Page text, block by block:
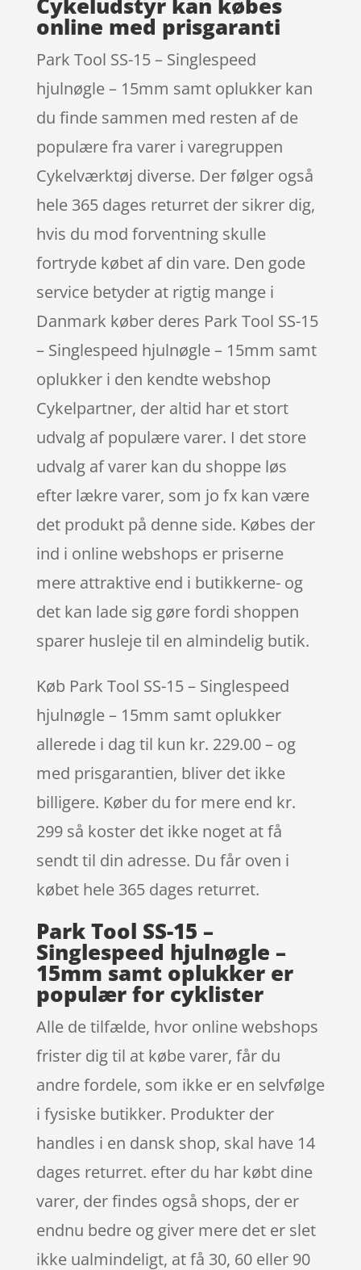
online med prisgaranti
Park Tool SS-15 – Singlespeed
hjulnøgle – 15mm samt oplukker kan
du finde sammen med resten af de
populære fra varer i varegruppen
Cykelværktøj diverse. Der følger også
hele 365 dages returret der sikrer dig,
hvis du mod forventning skulle
fortryde købet af din vare. Den gode
service betyder at rigtig mange i
Danmark køber deres Park Tool SS-15
– Singlespeed hjulnøgle – 15mm samt
oplukker i den kendte webshop
Cykelpartner, der altid har et stort
udvalg af populære varer. I det store
udvalg af varer kan du shoppe løs
efter lækre varer, som jo fx kan være
det produkt på denne side. Købes der
ind i online webshops er priserne
mere attraktive end i butikkerne- og
det kan lade sig gøre fordi shoppen
sparer husleje til en almindelig butik.
Køb Park Tool SS-15 – Singlespeed
hjulnøgle – 15mm samt oplukker
allerede i dag til kun kr. 229.00 – og
med prisgarantien, bliver det ikke
billigere. Køber du for mere end kr.
299 så koster det ikke noget at få
sendt til din adresse. Du får oven i
købet hele 365 dages returret.
Park Tool SS-15 –
Singlespeed hjulnøgle –
15mm samt oplukker er
populær for cyklister
Alle de tilfælde, hvor online webshops
frister dig til at købe varer, får du
andre fordele, som ikke er en selvfølge
i fysiske butikker. Produkter der
handles i en dansk shop, skal have 14
dages returret. efter du har købt dine
varer, der findes også shops, der er
endnu bedre og giver mere det er slet
ikke ualmindeligt, at få 30, 60 eller 90